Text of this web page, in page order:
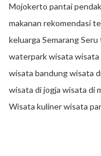
Mojokerto pantai
makanan rekomendasi
keluarga SemarangSeru
waterparkwisata wisata
wisata bandungwisata
wisata di jogja wisata di
Wisata kulinerwisata